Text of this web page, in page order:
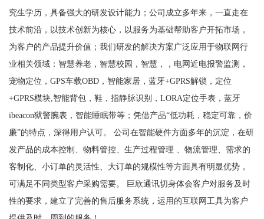
究生学历，具备强大的研发设计能力；公司成立多年来，一直走在
技术前沿，以技术创新为核心，以服务为基础帮助客户开拓市场，
为客户的产品提升价值；我们研发的解决方案广泛应用于物联网行
业相关领域：智慧养老，智慧校园，智慧，，电网近电报警监测，
宠物定位，GPS车载OBD，智能家居，蓝牙+GPRS解锁，定位
+GPRS模块,智能背包，鞋，指静脉识别，LORA定位手表，蓝牙
ibeacon狱警腕表，智能睡眠带等；凭借产品“低功耗，稳定可靠，价
廉”的特点，深得用户认可。 公司在智能硬件方面多年的沉淀，在研
发产品的成本控制、物料管控、生产过程管理 、物流管理、需求的
客制化、小订单的灵活性、大订单的规模性等方面具有明显优势，
可满足不同类型客户采购需要。 巨欣通讯切身体会客户对服务及时
性的要求，建立了完善的售后服务系统，运用的互联网工具为客户